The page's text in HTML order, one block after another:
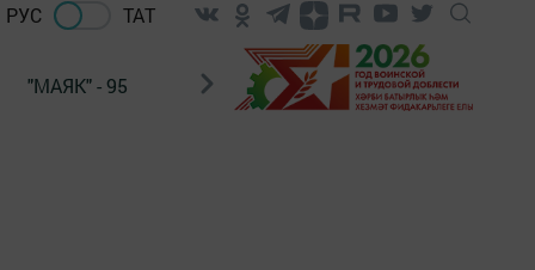
РУС ТАТ
"МАЯК" - 95 "ГУЛЬСТАН" НАШ ПОЧТАЛЬОН